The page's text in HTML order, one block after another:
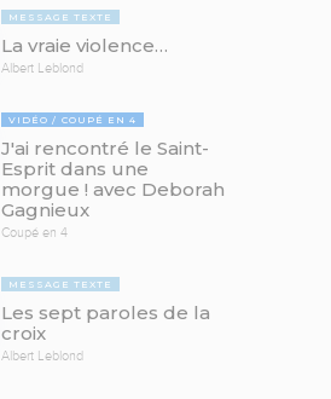
MESSAGE TEXTE
La vraie violence…
Albert Leblond
VIDÉO COUPÉ EN 4
J'ai rencontré le Saint-
Esprit dans une
morgue ! avec Deborah
Gagnieux
Coupé en 4
MESSAGE TEXTE
Les sept paroles de la
croix
Albert Leblond